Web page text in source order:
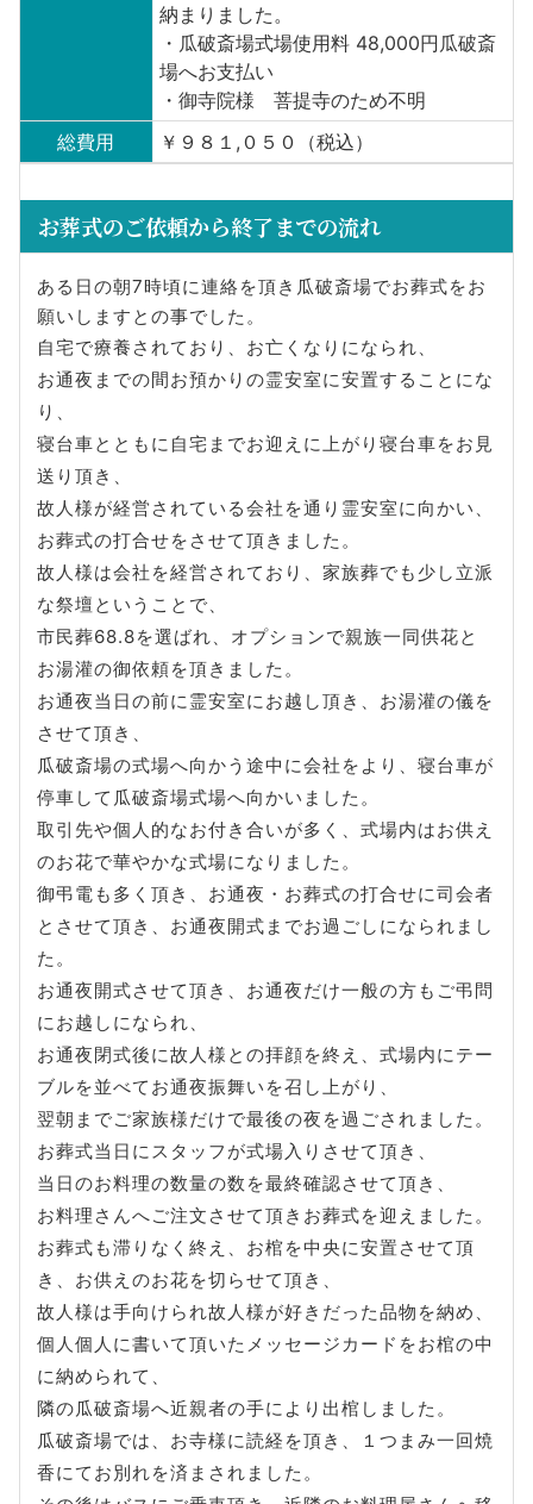
納まりました。
・瓜破斎場式場使用料 48,000円瓜破斎
場へお支払い
・御寺院様 菩提寺のため不明
総費用
￥９８１,０５０（税込）
お葬式のご依頼から終了までの流れ
ある日の朝7時頃に連絡を頂き瓜破斎場でお葬式をお
願いしますとの事でした。
自宅で療養されており、お亡くなりになられ、
お通夜までの間お預かりの霊安室に安置することにな
り、
寝台車とともに自宅までお迎えに上がり寝台車をお見
送り頂き、
故人様が経営されている会社を通り霊安室に向かい、
お葬式の打合せをさせて頂きました。
故人様は会社を経営されており、家族葬でも少し立派
な祭壇ということで、
市民葬68.8を選ばれ、オプションで親族一同供花と
お湯灌の御依頼を頂きました。
お通夜当日の前に霊安室にお越し頂き、お湯灌の儀を
させて頂き、
瓜破斎場の式場へ向かう途中に会社をより、寝台車が
停車して瓜破斎場式場へ向かいました。
取引先や個人的なお付き合いが多く、式場内はお供え
のお花で華やかな式場になりました。
御弔電も多く頂き、お通夜・お葬式の打合せに司会者
とさせて頂き、お通夜開式までお過ごしになられまし
た。
お通夜開式させて頂き、お通夜だけ一般の方もご弔問
にお越しになられ、
お通夜閉式後に故人様との拝顔を終え、式場内にテー
ブルを並べてお通夜振舞いを召し上がり、
翌朝までご家族様だけで最後の夜を過ごされました。
お葬式当日にスタッフが式場入りさせて頂き、
当日のお料理の数量の数を最終確認させて頂き、
お料理さんへご注文させて頂きお葬式を迎えました。
お葬式も滞りなく終え、お棺を中央に安置させて頂
き、お供えのお花を切らせて頂き、
故人様は手向けられ故人様が好きだった品物を納め、
個人個人に書いて頂いたメッセージカードをお棺の中
に納められて、
隣の瓜破斎場へ近親者の手により出棺しました。
瓜破斎場では、お寺様に読経を頂き、１つまみ一回焼
香にてお別れを済まされました。